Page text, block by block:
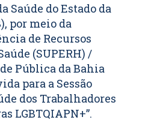
Saúde do Estado da
por meio da
de Recursos
(SUPERH) /
Pública da Bahia
para a Sessão
dos Trabalhadores
LGBTQIAPN+”.